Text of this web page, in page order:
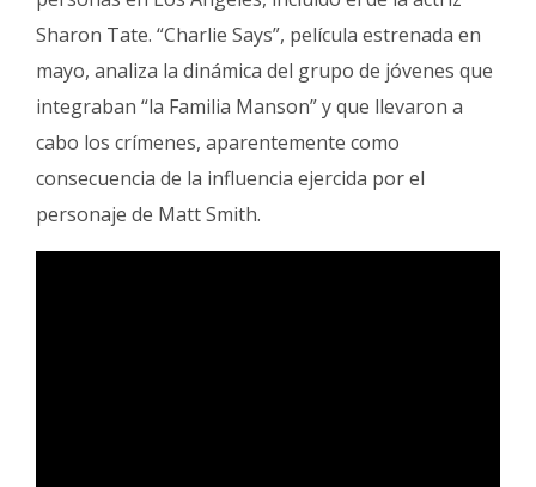
Sharon Tate. “Charlie Says”, película estrenada en
mayo, analiza la dinámica del grupo de jóvenes que
integraban “la Familia Manson” y que llevaron a
cabo los crímenes, aparentemente como
consecuencia de la influencia ejercida por el
personaje de Matt Smith.